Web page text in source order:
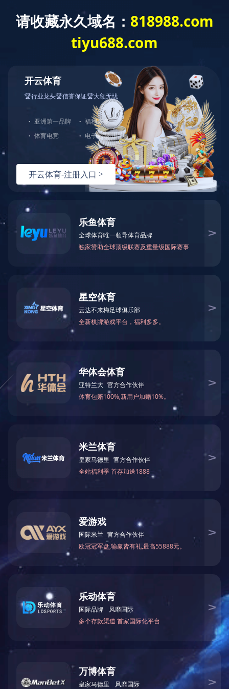
党的建设
党建 纪检 社会责任
九游(中国) 党的建设>纪检>纪委调研
纪委调研
来源: 集团内部 发布时间: 2023-07-19 14:47:25
上一篇： 纪委参与人力资源部人事考察
纪委“阳光学堂“廉洁警示教育课